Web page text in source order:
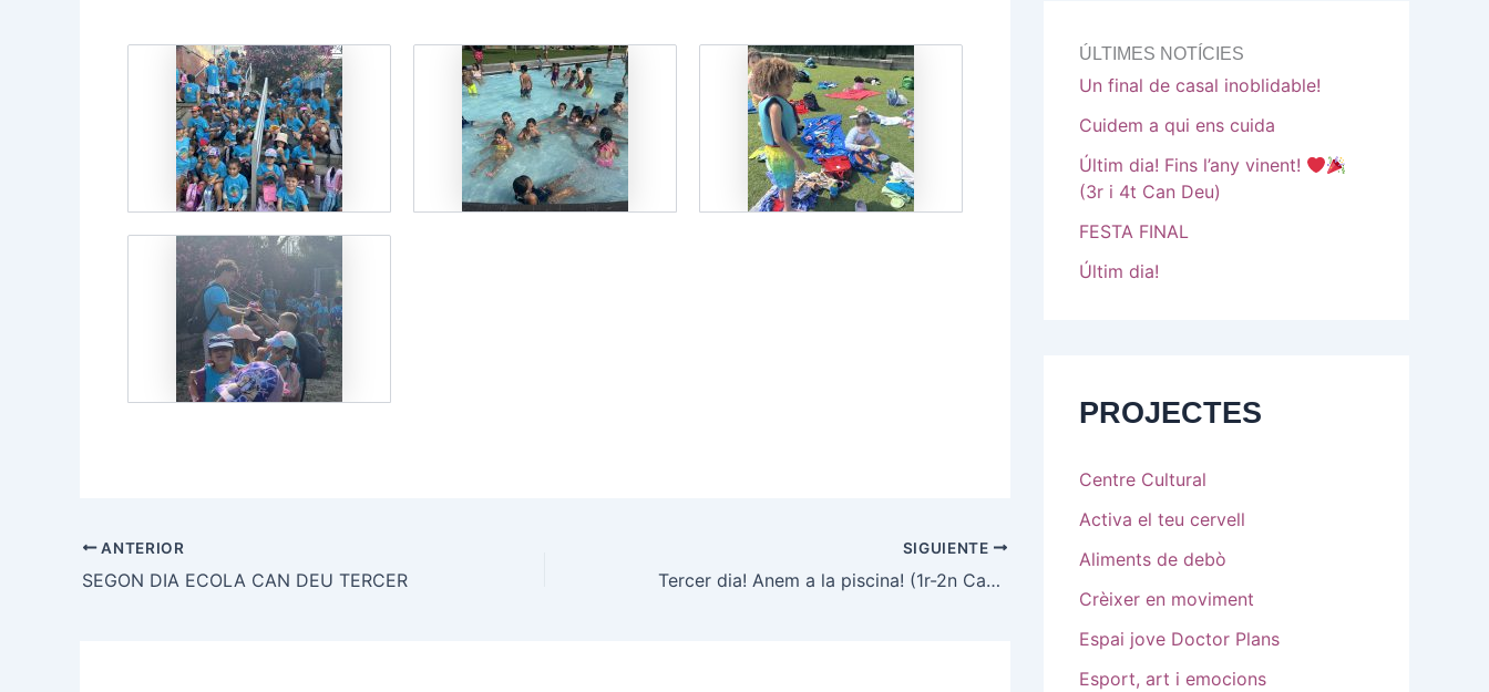
ANTERIOR
SEGON DIA ECOLA CAN DEU TERCER
SIGUIENTE
Tercer dia! Anem a la piscina! (1r-2n Can Deu)
ÚLTIMES NOTÍCIES
Un final de casal inoblidable!
Cuidem a qui ens cuida
Últim dia! Fins l’any vinent!
(3r i 4t Can Deu)
FESTA FINAL
Últim dia!
PROJECTES
Centre Cultural
Activa el teu cervell
Aliments de debò
Crèixer en moviment
Espai jove Doctor Plans
Esport, art i emocions